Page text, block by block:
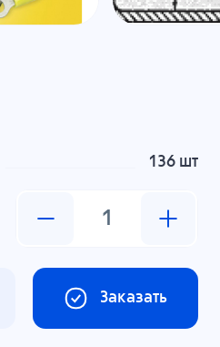
136 шт
Заказать